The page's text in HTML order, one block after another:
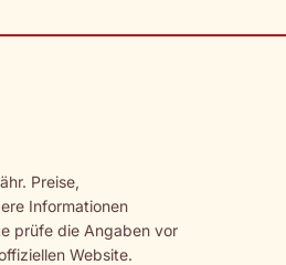
Preise,
Informationen
prüfe die Angaben vor
Website.